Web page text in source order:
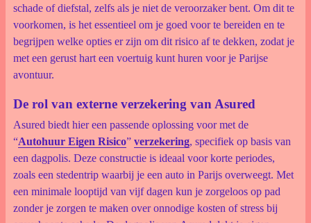
schade of diefstal, zelfs als je niet de veroorzaker bent. Om dit te
voorkomen, is het essentieel om je goed voor te bereiden en te
begrijpen welke opties er zijn om dit risico af te dekken, zodat je
met een gerust hart een voertuig kunt huren voor je Parijse
avontuur.
De rol van externe verzekering van Asured
Asured biedt hier een passende oplossing voor met de
“Autohuur Eigen Risico” verzekering, specifiek op basis van
een dagpolis. Deze constructie is ideaal voor korte periodes,
zoals een stedentrip waarbij je een auto in Parijs overweegt. Met
een minimale looptijd van vijf dagen kun je zorgeloos op pad
zonder je zorgen te maken over onnodige kosten of stress bij